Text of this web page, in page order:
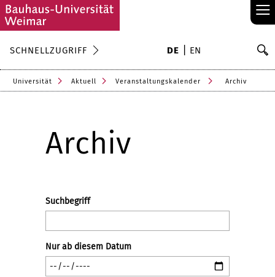
≡
SCHNELLZUGRIFF DE EN
Universität Aktuell Veranstaltungskalender Archiv
Archiv
Suchbegriff
Nur ab diesem Datum